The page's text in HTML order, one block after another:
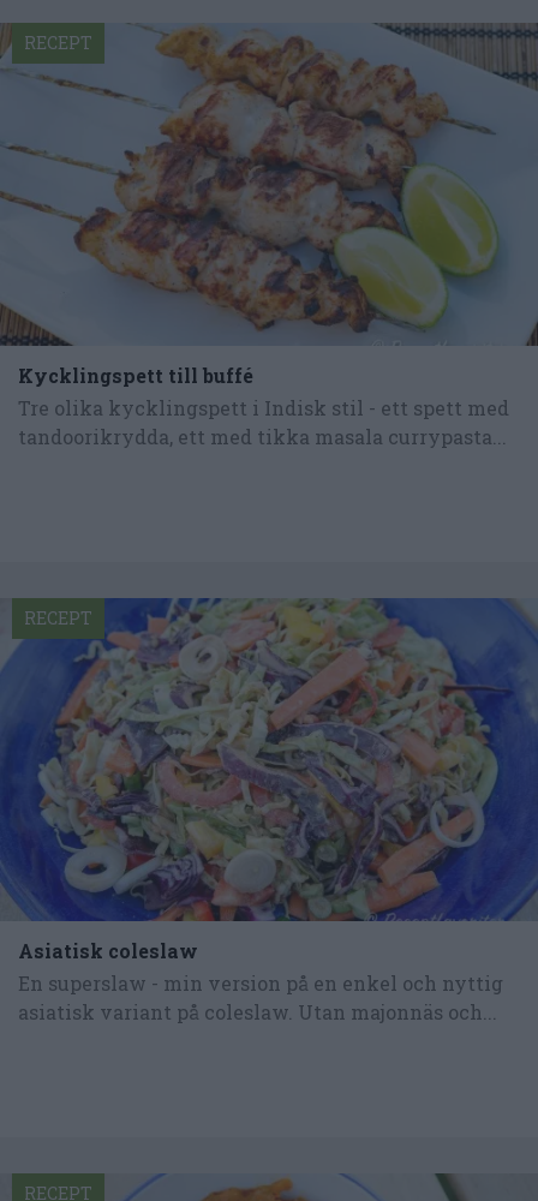
Kycklingspett till buffé
Tre olika kycklingspett i Indisk stil - ett spett med
tandoorikrydda, ett med tikka masala currypasta...
RECEPT
Asiatisk coleslaw
En superslaw - min version på en enkel och nyttig
asiatisk variant på coleslaw. Utan majonnäs och...
RECEPT
RECEPT